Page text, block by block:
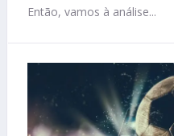
Então, vamos à análise...